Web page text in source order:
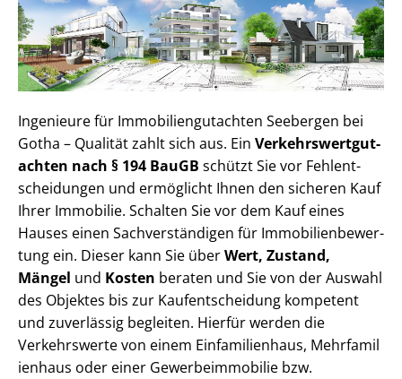
Ingenieure für Im­mo­bi­li­en­gut­ach­ten Seebergen bei
Gotha – Qualität zahlt sich aus. Ein Ver­kehrs­wert­gut­
ach­ten nach § 194 BauGB schützt Sie vor Fehl­ent­
schei­dun­gen und ermöglicht Ihnen den sicheren Kauf
Ihrer Immobilie. Schalten Sie vor dem Kauf eines
Hauses einen Sach­ver­stän­di­gen für Im­mo­bi­li­en­be­wer­
tung ein. Dieser kann Sie überWert, Zustand,
Mängel und Kosten beraten und Sie von der Auswahl
des Objektes bis zur Kauf­ent­schei­dung kompetent
und zuverlässig begleiten. Hierfür werden die
Verkehrswerte von einem Einfamilienhaus, Mehr­fa­mi­l
i­en­haus oder einer Ge­wer­be­im­mo­bi­lie bzw.